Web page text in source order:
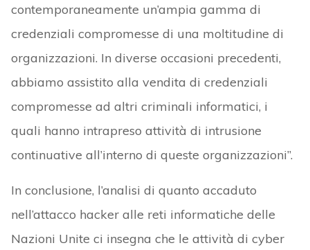
contemporaneamente un’ampia gamma di
credenziali compromesse di una moltitudine di
organizzazioni. In diverse occasioni precedenti,
abbiamo assistito alla vendita di credenziali
compromesse ad altri criminali informatici, i
quali hanno intrapreso attività di intrusione
continuative all’interno di queste organizzazioni”.
In conclusione, l’analisi di quanto accaduto
nell’attacco hacker alle reti informatiche delle
Nazioni Unite ci insegna che le attività di cyber